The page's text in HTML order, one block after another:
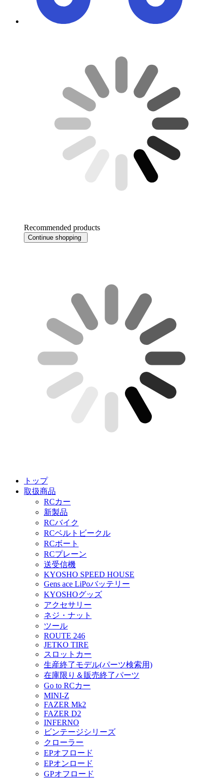
Recommended products
Continue shopping
トップ
取扱商品
RCカー
新製品
RCバイク
RCベルトビークル
RCボート
RCプレーン
送受信機
KYOSHO SPEED HOUSE
Gens ace LiPoバッテリー
KYOSHOグッズ
アクセサリー
ネジ・ナット
ツール
ROUTE 246
JETKO TIRE
スロットカー
生産終了モデル(パーツ検索用)
在庫限り＆販売終了パーツ
Go to RCカー
MINI-Z
FAZER Mk2
FAZER D2
INFERNO
ビンテージシリーズ
クローラー
EPオフロード
EPオンロード
GPオフロード